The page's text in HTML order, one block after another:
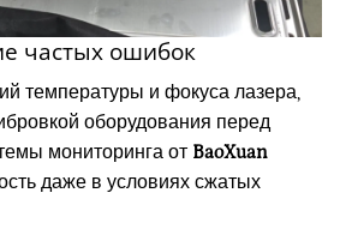
частых ошибок
температуры и фокуса лазера,
оборудования перед
мониторинга от BaoXuan
даже в условиях сжатых